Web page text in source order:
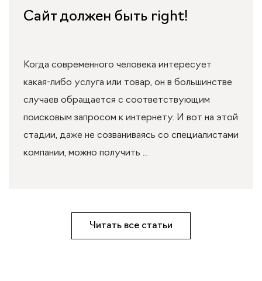
Сайт должен быть right!
Когда современного человека интересует
какая-либо услуга или товар, он в большинстве
случаев обращается с соответствующим
поисковым запросом к интернету. И вот на этой
стадии, даже не созваниваясь со специалистами
компании, можно получить ...
Читать все статьи